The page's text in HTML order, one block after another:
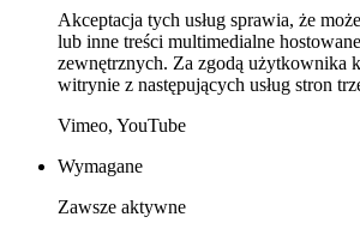
Akceptacja tych usług sprawia, że
lub inne treści multimedialne
zewnętrznych. Za zgodą użytkownika
witrynie z następujących usług stron
Vimeo, YouTube
Wymagane
Zawsze aktywne